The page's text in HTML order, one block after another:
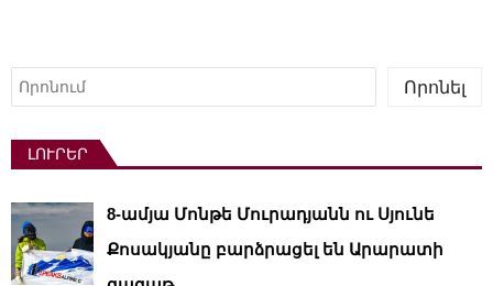
Որոնել
Որոնել
ԼՈՒՐԵՐ
8-ամյա Մոնթե Մուրադյանն ու Սյունե
Քոսակյանը բարձրացել են Արարատի